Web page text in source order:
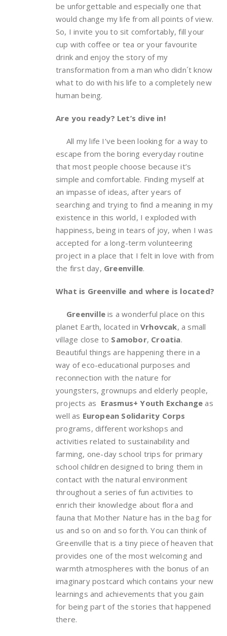
be unforgettable and especially one that
would change my life from all points of view.
So, I invite you to sit comfortably, fill your
cup with coffee or tea or your favourite
drink and enjoy the story of my
transformation from a man who didn´t know
what to do with his life to a completely new
human being.
Are you ready? Let’s dive in!
All my life I’ve been looking for a way to
escape from the boring everyday routine
that most people choose because it’s
simple and comfortable. Finding myself at
an impasse of ideas, after years of
searching and trying to find a meaning in my
existence in this world, I exploded with
happiness, being in tears of joy, when I was
accepted for a long-term volunteering
project in a place that I felt in love with from
the first day, Greenville.
What is Greenville and where is located?
Greenville is a wonderful place on this
planet Earth, located in Vrhovcak, a small
village close to Samobor, Croatia.
Beautiful things are happening there in a
way of eco-educational purposes and
reconnection with the nature for
youngsters, grownups and elderly people,
projects as Erasmus+ Youth Exchange as
well as European Solidarity Corps
programs, different workshops and
activities related to sustainability and
farming, one-day school trips for primary
school children designed to bring them in
contact with the natural environment
throughout a series of fun activities to
enrich their knowledge about flora and
fauna that Mother Nature has in the bag for
us and so on and so forth. You can think of
Greenville that is a tiny piece of heaven that
provides one of the most welcoming and
warmth atmospheres with the bonus of an
imaginary postcard which contains your new
learnings and achievements that you gain
for being part of the stories that happened
there.